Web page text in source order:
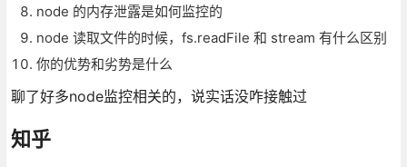
node 的内存泄露是如何监控的
node 读取文件的时候，fs.readFile 和 stream 有什么区别
你的优势和劣势是什么
聊了好多node监控相关的，说实话没咋接触过
知乎